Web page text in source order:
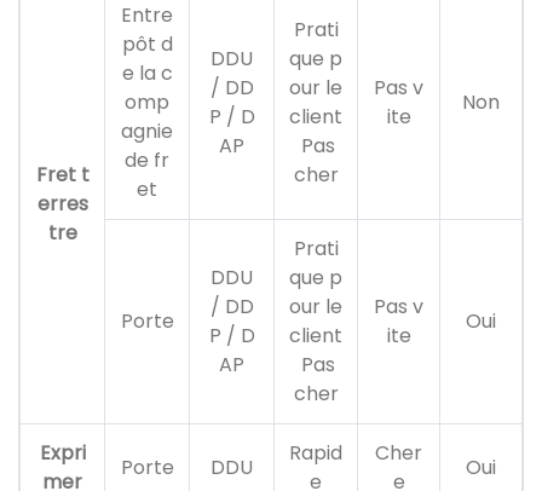
Fret t
erres
tre
Entre
pôt d
e la c
omp
agnie
de fr
et
DDU
/ DD
P / D
AP
Prati
que p
our le
client
Pas
cher
Pas v
ite
Non
Porte
DDU
/ DD
P / D
AP
Prati
que p
our le
client
Pas
cher
Pas v
ite
Oui
Expri
mer
Porte DDU
Rapid
e
Cher
e
Oui